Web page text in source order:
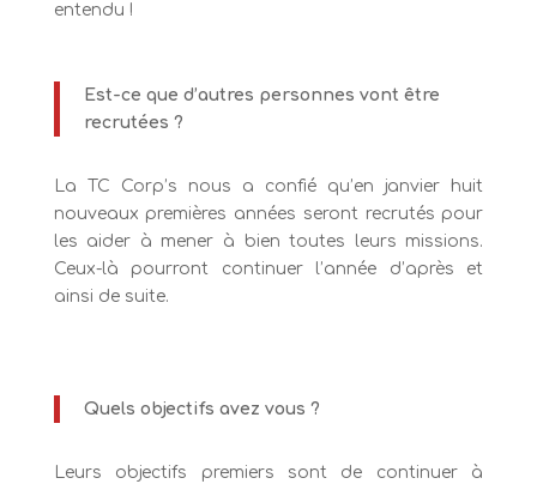
entendu !
Est-ce que d’autres personnes vont être
recrutées ?
La TC Corp’s nous a confié qu’en janvier huit
nouveaux premières années seront recrutés pour
les aider à mener à bien toutes leurs missions.
Ceux-là pourront continuer l’année d’après et
ainsi de suite.
Quels objectifs avez vous ?
Leurs objectifs premiers sont de continuer à